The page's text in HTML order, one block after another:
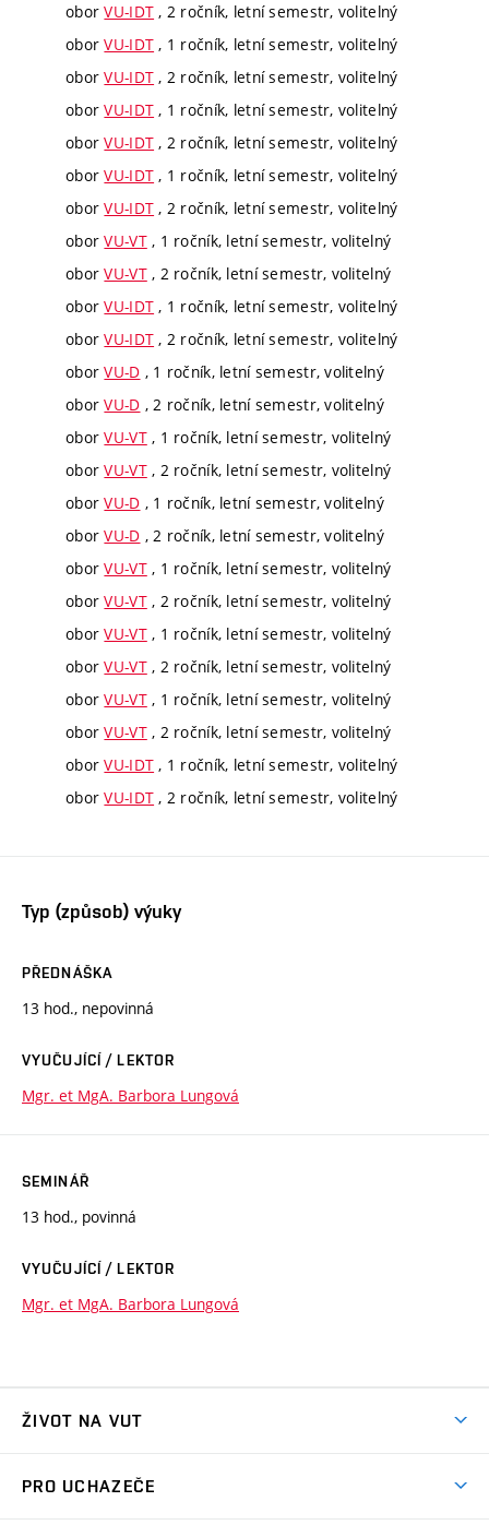
oborVU-IDT , 2 ročník, letní semestr, volitelný
oborVU-IDT , 1 ročník, letní semestr, volitelný
oborVU-IDT , 2 ročník, letní semestr, volitelný
oborVU-IDT , 1 ročník, letní semestr, volitelný
oborVU-IDT , 2 ročník, letní semestr, volitelný
oborVU-IDT , 1 ročník, letní semestr, volitelný
oborVU-IDT , 2 ročník, letní semestr, volitelný
oborVU-VT, 1 ročník, letní semestr, volitelný
oborVU-VT, 2 ročník, letní semestr, volitelný
oborVU-IDT , 1 ročník, letní semestr, volitelný
oborVU-IDT , 2 ročník, letní semestr, volitelný
oborVU-D , 1 ročník, letní semestr, volitelný
oborVU-D , 2 ročník, letní semestr, volitelný
oborVU-VT, 1 ročník, letní semestr, volitelný
oborVU-VT, 2 ročník, letní semestr, volitelný
oborVU-D , 1 ročník, letní semestr, volitelný
oborVU-D , 2 ročník, letní semestr, volitelný
oborVU-VT, 1 ročník, letní semestr, volitelný
oborVU-VT, 2 ročník, letní semestr, volitelný
oborVU-VT, 1 ročník, letní semestr, volitelný
oborVU-VT, 2 ročník, letní semestr, volitelný
oborVU-VT, 1 ročník, letní semestr, volitelný
oborVU-VT, 2 ročník, letní semestr, volitelný
oborVU-IDT , 1 ročník, letní semestr, volitelný
oborVU-IDT , 2 ročník, letní semestr, volitelný
Typ (způsob) výuky
PŘEDNÁŠKA
13 hod., nepovinná
VYUČUJÍCÍ / LEKTOR
Mgr. et MgA. Barbora Lungová
SEMINÁŘ
13 hod., povinná
VYUČUJÍCÍ / LEKTOR
Mgr. et MgA. Barbora Lungová
ŽIVOT NA VUT
PRO UCHAZEČE